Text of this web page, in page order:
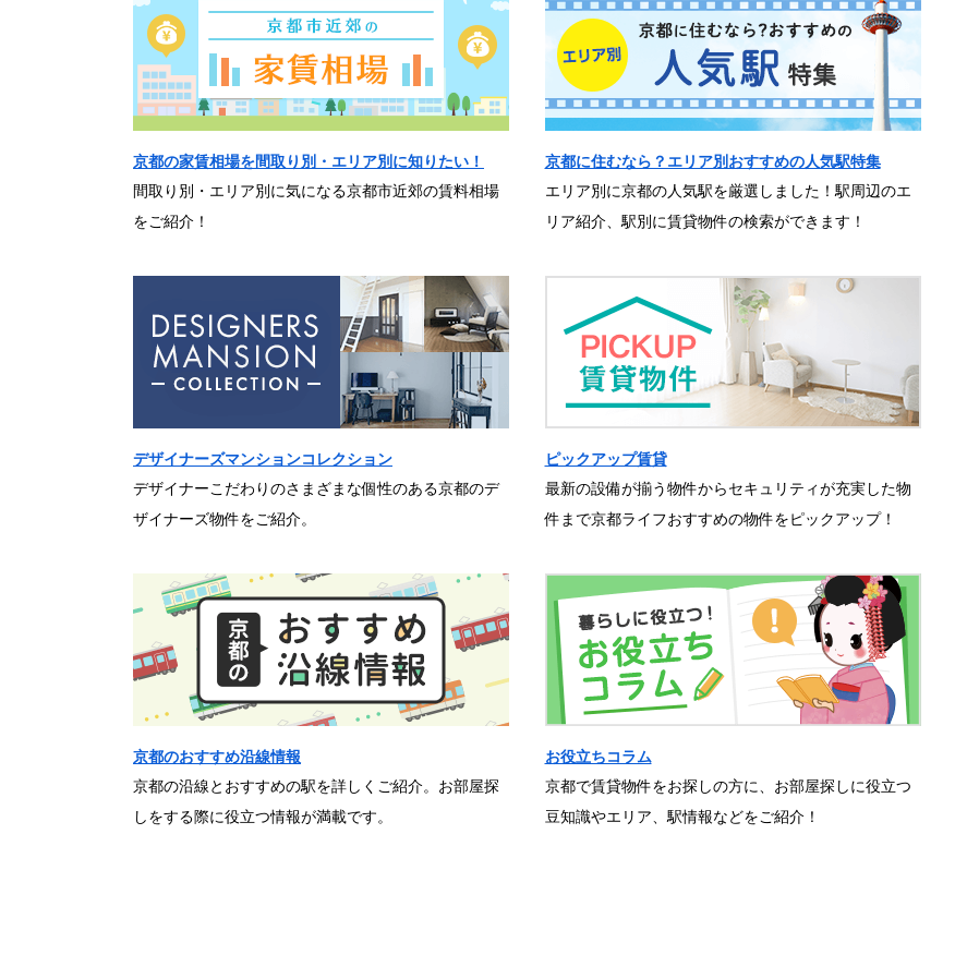
京都の家賃相場を間取り別・エリア別に知りたい！
間取り別・エリア別に気になる京都市近郊の賃料相場
をご紹介！
京都に住むなら？エリア別おすすめの人気駅特集
エリア別に京都の人気駅を厳選しました！駅周辺のエ
リア紹介、駅別に賃貸物件の検索ができます！
デザイナーズマンションコレクション
デザイナーこだわりのさまざまな個性のある京都のデ
ザイナーズ物件をご紹介。
ピックアップ賃貸
最新の設備が揃う物件からセキュリティが充実した物
件まで京都ライフおすすめの物件をピックアップ！
京都のおすすめ沿線情報
京都の沿線とおすすめの駅を詳しくご紹介。お部屋探
しをする際に役立つ情報が満載です。
お役立ちコラム
京都で賃貸物件をお探しの方に、お部屋探しに役立つ
豆知識やエリア、駅情報などをご紹介！